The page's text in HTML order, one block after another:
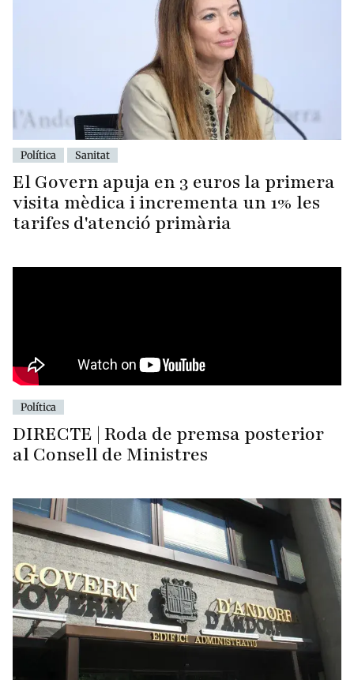
Política Sanitat
El Govern apuja en 3 euros la primera
visita mèdica i incrementa un 1% les
tarifes d'atenció primària
Política
DIRECTE | Roda de premsa posterior
al Consell de Ministres